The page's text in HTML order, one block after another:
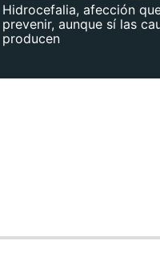
Hidrocefalia, afección
prevenir, aunque sí las
producen